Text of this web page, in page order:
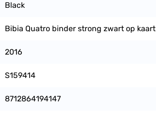
Black
Bibia Quatro binder strong zwart op kaart
2016
S159414
8712864194147